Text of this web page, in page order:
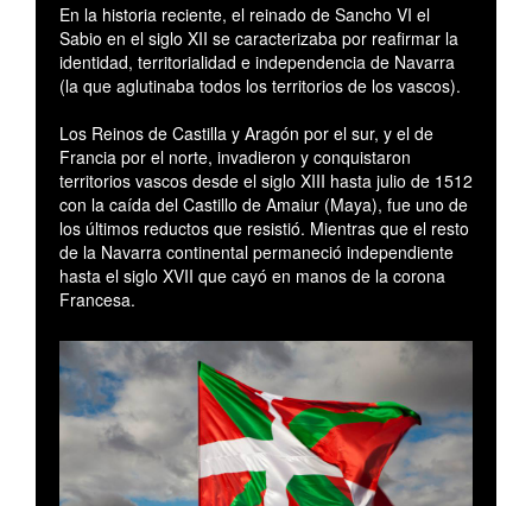
En la historia reciente, el reinado de Sancho VI el
Sabio en el siglo XII se caracterizaba por reafirmar la
identidad, territorialidad e independencia de Navarra
(la que aglutinaba todos los territorios de los vascos).
Los Reinos de Castilla y Aragón por el sur, y el de
Francia por el norte, invadieron y conquistaron
territorios vascos desde el siglo XIII hasta julio de 1512
con la caída del Castillo de Amaiur (Maya), fue uno de
los últimos reductos que resistió. Mientras que el resto
de la Navarra continental permaneció independiente
hasta el siglo XVII que cayó en manos de la corona
Francesa.